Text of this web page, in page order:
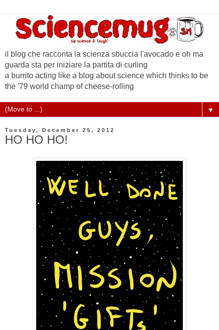
il blog che racconta la scienza sbuccia l'avocado e oh ma
guarda sta per iniziare la partita di curling
a burrito acting like a blog about science which thinks to be
the '79 world champ of cheese-rolling
▼
Tuesday, December 25, 2012
HO HO HO!